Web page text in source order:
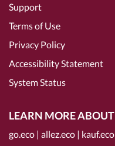
Support
Terms of Use
Privacy Policy
Accessibility Statement
System Status
LEARN MORE ABOUT
go.eco | allez.eco | kauf.eco